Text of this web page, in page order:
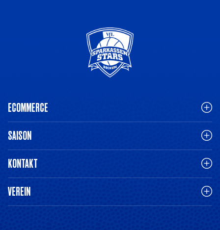
ECOMMERCE
SAISON
KONTAKT
VEREIN